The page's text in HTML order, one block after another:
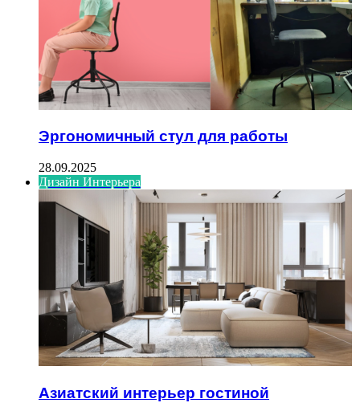
Эргономичный стул для работы
28.09.2025
Дизайн Интерьера
Азиатский интерьер гостиной